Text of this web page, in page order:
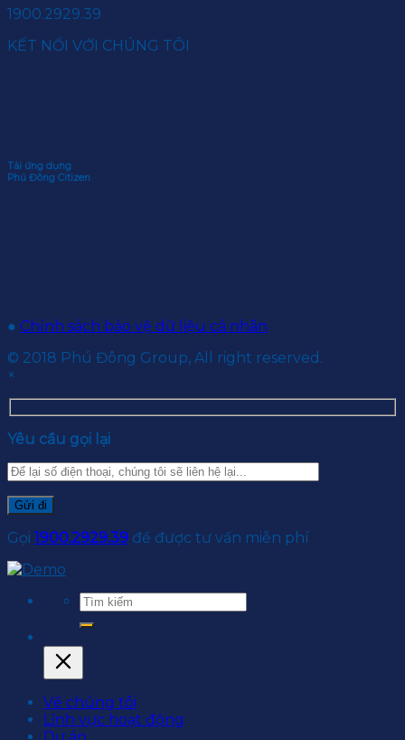
1900.2929.39
KẾT NỐI VỚI CHÚNG TÔI
Tải ứng dụng
Phú Đông Citizen
● Chính sách bảo vệ dữ liệu cá nhân
© 2018 Phú Đông Group, All right reserved.
×
Yêu cầu gọi lại
Gọi 1900.2929.39 để được tư vấn miễn phí
Về chúng tôi
Lĩnh vực hoạt động
Dự án